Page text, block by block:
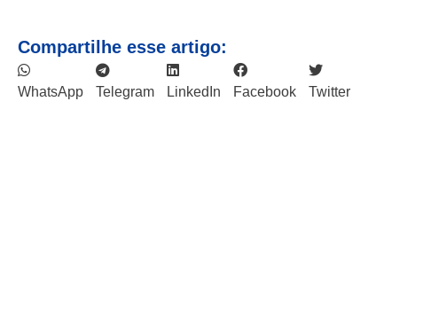
Compartilhe esse artigo:
WhatsApp Telegram LinkedIn Facebook Twitter